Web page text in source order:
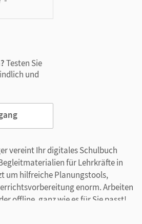
Testen Sie
und
vereint Ihr digitales Schulbuch
für Lehrkräfte in
um hilfreiche Planungstools,
enorm. Arbeiten
offline, ganz wie es für Sie passt!
enthält: